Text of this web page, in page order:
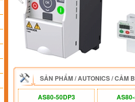
SẢN PHẨM/AUTONICS/CẢM
AS80-50DP3